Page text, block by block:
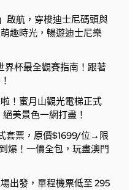
啟航，穿梭迪士尼碼頭與
趣時光，暢遊迪士尼樂
界杯最全觀賽指南！跟著
！蜜月山觀光電梯正式
美景色一網打盡！
套票，原價$1699/位→限
爆！一價全包，玩盡澳門
出發，單程機票低至 295